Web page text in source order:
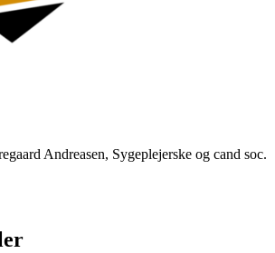
Andreasen, Sygeplejerske og cand soc.